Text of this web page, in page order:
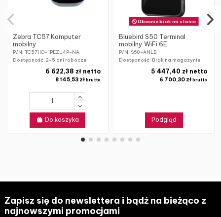
Zebra TC57 Komputer
mobilny
P/N: TC57HO-1PEZU4P-NA
Dostępność: 2-5 dni robocze
8 145,53 złbrutto
6 622,38 zł netto
Do koszyka
Obecnie brak na stanie
Bluebird S50 Terminal
mobilny WiFi 6E
P/N: S50-ANLB
Dostępność: Brak na magazynie
6 700,30 zł brutto
5 447,40 zł netto
Podgląd
Zapisz się do newslettera i bądź na bieżąco z
najnowszymi promocjami